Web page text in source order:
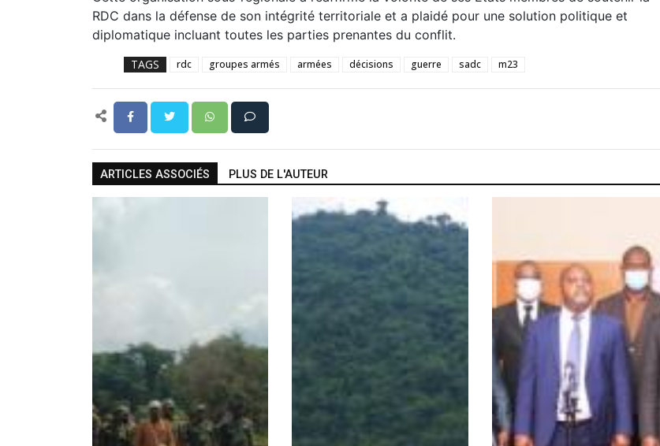
RDC dans la défense de son intégrité territoriale et a plaidé pour une solution politique et
diplomatique incluant toutes les parties prenantes du conflit.
TAGS rdc groupes armés armées décisions guerre sadc m23
ARTICLES ASSOCIÉS PLUS DE L'AUTEUR